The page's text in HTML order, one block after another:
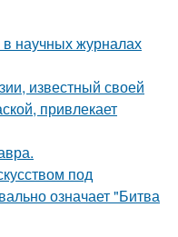
научных журналах
известный своей
привлекает
под
означает "Битва